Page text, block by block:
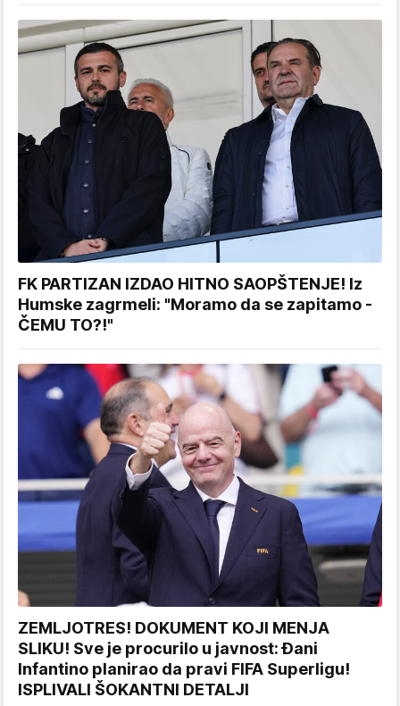
FK PARTIZAN IZDAO HITNO SAOPŠTENJE! Iz
Humske zagrmeli: "Moramo da se zapitamo -
ČEMU TO?!"
ZEMLJOTRES! DOKUMENT KOJI MENJA
SLIKU! Sve je procurilo u javnost: Đani
Infantino planirao da pravi FIFA Superligu!
ISPLIVALI ŠOKANTNI DETALJI